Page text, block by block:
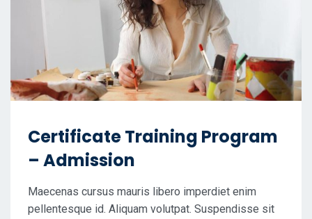
Certificate Training Program
– Admission
Maecenas cursus mauris libero imperdiet enim
pellentesque id. Aliquam volutpat. Suspendisse sit